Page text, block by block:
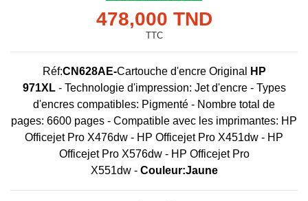
478,000 TND
TTC
Réf:CN628AE-Cartouche d'encre Original
HP
971XL- Technologie d'impression: Jet d'encre - Types
d'encres compatibles: Pigmenté - Nombre total de
pages: 6600 pages - Compatible avec les imprimantes: HP
Officejet Pro X476dw - HP Officejet Pro X451dw - HP
Officejet Pro X576dw - HP Officejet Pro
X551dw - Couleur:Jaune